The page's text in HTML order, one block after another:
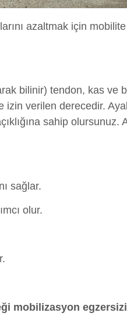
azaltmak için
bilinir) tendon, kas ve
izin verilen derecedir.
sahip
sağlar.
olur.
mobilizasyon